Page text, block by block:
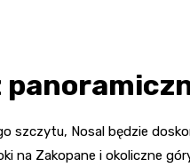
Nosal będzie
na Zakopane i okoliczne